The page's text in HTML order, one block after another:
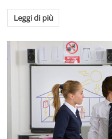
Leggi di più